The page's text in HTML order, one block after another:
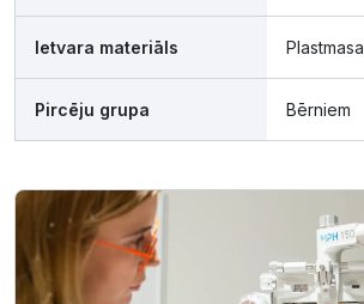
Ietvara materiāls Plastmasa
Pircēju grupa Bērniem